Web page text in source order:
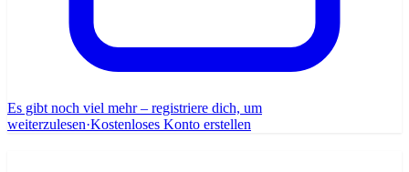
Es gibt noch viel mehr – registriere dich, um
weiterzulesen·Kostenloses Konto erstellen